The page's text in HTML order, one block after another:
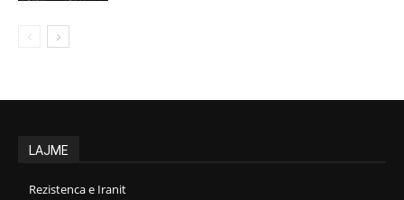
LAJME
Rezistenca e Iranit